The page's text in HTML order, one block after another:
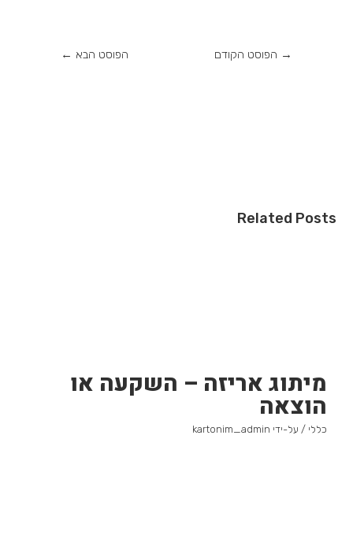
→ הפוסט הקודם הפוסט הבא ←
Related Posts
מיתוג אריזה – השקעה או
הוצאה
כללי / על-ידי kartonim_admin